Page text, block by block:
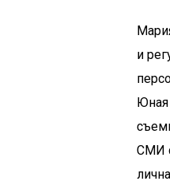
и
Юная
СМИ